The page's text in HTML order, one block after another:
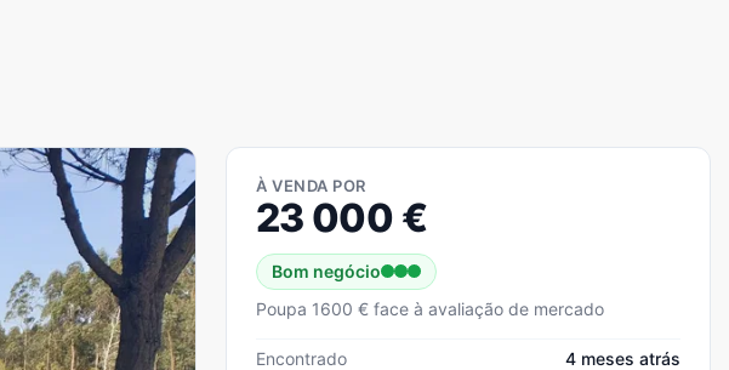
À VENDA POR
23 000 €
Bom negócio
Poupa 1600 € face à avaliação de mercado
Encontrado
4 meses atrás